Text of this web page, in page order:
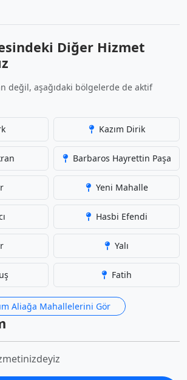
Diğer Hizmet
değil, aşağıdaki bölgelerde de aktif
Kazım Dirik
Barbaros Hayrettin Paşa
Yeni Mahalle
Hasbi Efendi
Yalı
Fatih
Aliağa Mahallelerini Gör